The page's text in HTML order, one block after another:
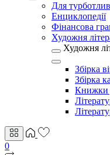
Для
Енциклопедії
Фінансова
Художня
Художня
Збірка
Збірка
Книжки
0